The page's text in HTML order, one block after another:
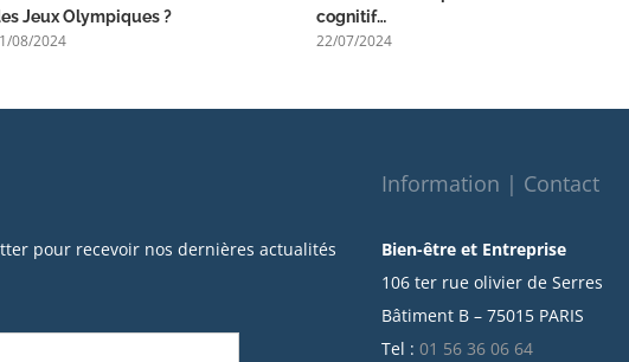
Jeux Olympiques ?
08/2024
cognitif…
22/07/2024
pour recevoir nos dernières actualités
Information | Contact
Bien-être et Entreprise
106 ter rue olivier de Serres
Bâtiment B – 75015 PARIS
Tel : 01 56 36 06 64